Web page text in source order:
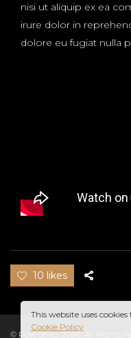
nisi ut aliquip ex ea
irure dolor in
dolore eu fugiat nulla
10 likes
© Pow Shilo, 2026. All Rights
This website uses
Cookie Policy